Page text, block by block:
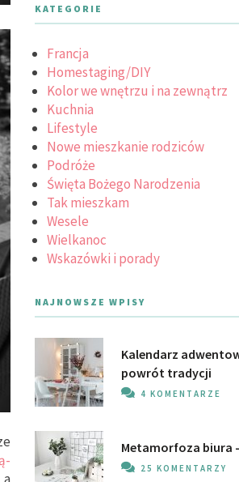
KATEGORIE
Francja
Homestaging/DIY
Kolor we wnętrzu i na zewnątrz
Kuchnia
Lifestyle
Nowe mieszkanie rodziców
Podróże
Święta Bożego Narodzenia
Tak mieszkam
Wesele
Wielkanoc
Wskazówki i porady
NAJNOWSZE WPISY
Kalendarz
powrót tradycji
4 KOMENTARZE
Metamorfoza biura
25 KOMENTARZY